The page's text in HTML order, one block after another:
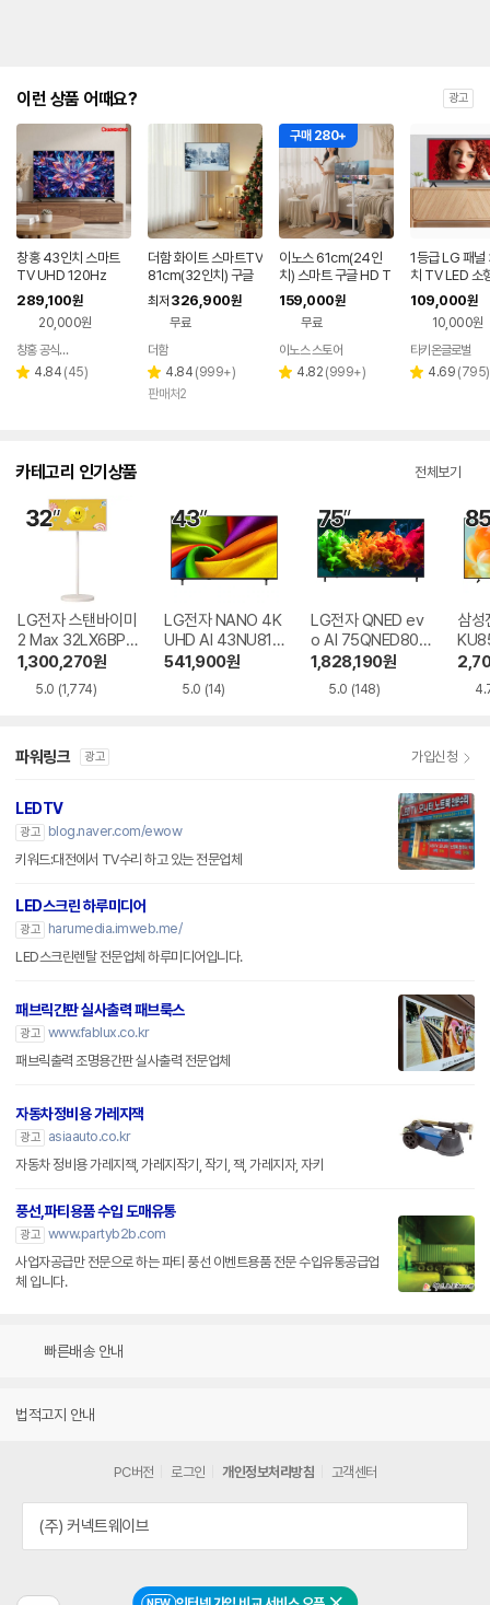
NEW
이런 상품 어때요? 광고
창홍 43인치 스마트
TV UHD 120Hz
289,100원
20,000원
페이
창홍 공식스토어
별 4.84 리
(45)
더함 화이트 스마트TV
81cm(32인치) 구글
5.0 QLED 이동식TV
최저 326,900원
무료
더함
별
점
4.84 리
(999+)
판매처2
구매 280+
이노스 61cm(24인
치) 스마트 구글 HD T
V 넷플릭스 유튜브 캠
핑 소형 티비 익일배송
159,000원
무료
이노스 스토어
별 4.82 리
(999+)
1등급 LG 패
치 TV LED 소
티비 이동식TV
캠핑 글램핑 병
109,000원
10,000원
타키온글로벌
별 4.69 리
(795)
카테고리 인기상품 전체보기
LG전자 스탠바이미
2 Max 32LX6BPG
A
1,300,270원
5.0 (1,774)
LG전자 NANO 4K
UHD AI 43NU810
BENA
541,900원
5.0 (14)
LG전자 QNED ev
o AI 75QNED80B
EA
1,828,190원
5.0 (148)
삼성
R
파워링크 광고 가입신청
LEDTV
광고
blog.naver.com/ewow
키워드:대전에서 TV수리 하고 있는 전문업체
LED스크린 하루미디어
광고
harumedia.imweb.me/
LED스크린렌탈 전문업체 하루미디어입니다.
패브릭간판 실사출력 패브룩스
광고 www.fablux.co.kr
패브릭출력 조명용간판 실사출력 전문업체
자동차정비용 가레지잭
광고
asiaauto.co.kr
자동차 정비용 가레지잭, 가레지작기, 작기, 잭, 가레지자, 자키
풍선,파티용품 수입 도매유통
광고 www.partyb2b.com
사업자공급만 전문으로 하는 파티 풍선 이벤트용품 전문 수입유통공급업
체 입니다.
빠른배송 안내
법적고지 안내
PC버전 로그인 개인정보처리방침 고객센터
(주) 커넥트웨이브